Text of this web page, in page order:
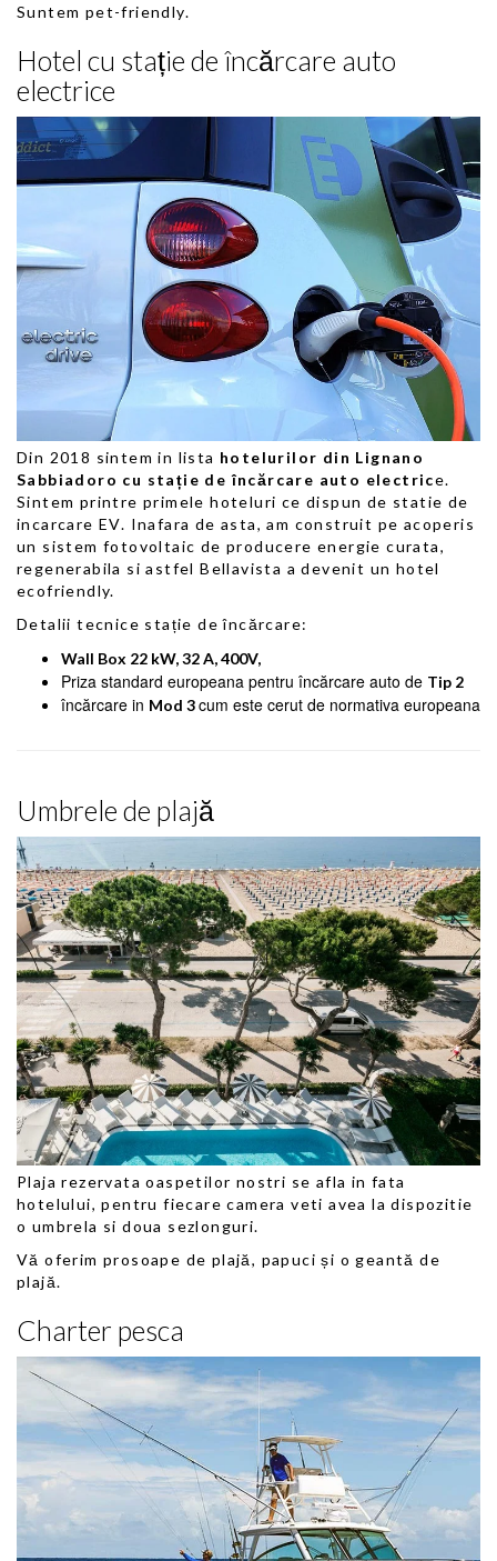
Suntem pet-friendly.
Hotel cu stație de încărcare auto
electrice
Din 2018 sintem in lista hotelurilor din Lignano
Sabbiadoro cu stație de încărcare auto electrice.
Sintem printre primele hoteluri ce dispun de statie de
incarcare EV. Inafara de asta, am construit pe acoperis
un sistem fotovoltaic de producere energie curata,
regenerabila si astfel Bellavista a devenit un hotel
ecofriendly.
Detalii tecnice stație de încărcare:
Wall Box 22 kW, 32 A, 400V,
Priza standard europeana pentru încărcare auto de Tip 2
încărcare in Mod 3cum este cerut de normativa europeana
Umbrele de plajă
Plaja rezervata oaspetilor nostri se afla in fata
hotelului, pentru fiecare camera veti avea la dispozitie
o umbrela si doua sezlonguri.
Vă oferim prosoape de plajă, papuci și o geantă de
plajă.
Charter pesca